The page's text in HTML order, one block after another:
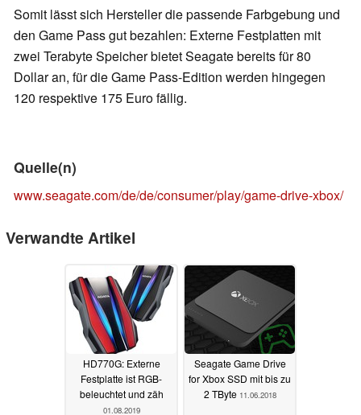
Somit lässt sich Hersteller die passende Farbgebung und
den Game Pass gut bezahlen: Externe Festplatten mit
zwei Terabyte Speicher bietet Seagate bereits für 80
Dollar an, für die Game Pass-Edition werden hingegen
120 respektive 175 Euro fällig.
Quelle(n)
www.seagate.com/de/de/consumer/play/game-drive-xbox/
Verwandte Artikel
HD770G: Externe
Festplatte ist RGB-
beleuchtet und zäh
01.08.2019
Seagate Game Drive
for Xbox SSD mit bis zu
2 TByte 11.06.2018